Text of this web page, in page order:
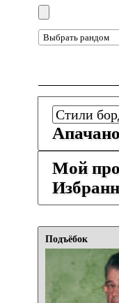
Мой
Подъёбок